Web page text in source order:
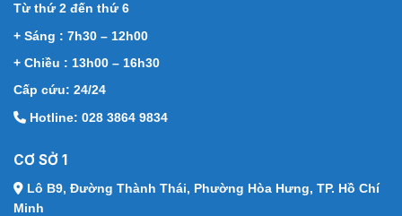
Từ thứ 2 đến thứ 6
+ Sáng : 7h30 – 12h00
+ Chiều : 13h00 – 16h30
Cấp cứu: 24/24
Hotline: 028 3864 9834
CƠ SỞ 1
Lô B9, Đường Thành Thái, Phường Hòa Hưng, TP. Hồ Chí
Minh